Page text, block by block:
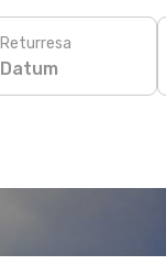
Returresa
Datum